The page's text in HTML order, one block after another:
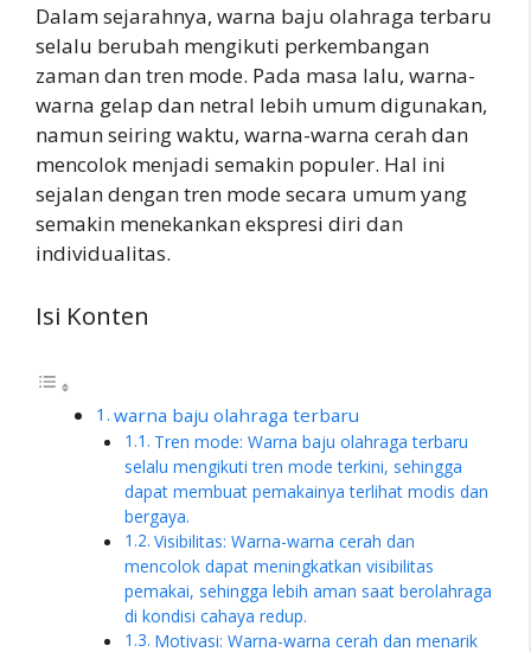
Dalam sejarahnya, warna baju olahraga terbaru
selalu berubah mengikuti perkembangan
zaman dan tren mode. Pada masa lalu, warna-
warna gelap dan netral lebih umum digunakan,
namun seiring waktu, warna-warna cerah dan
mencolok menjadi semakin populer. Hal ini
sejalan dengan tren mode secara umum yang
semakin menekankan ekspresi diri dan
individualitas.
Isi Konten
warna baju olahraga terbaru
Tren mode: Warna baju olahraga terbaru
selalu mengikuti tren mode terkini, sehingga
dapat membuat pemakainya terlihat modis dan
bergaya.
Visibilitas: Warna-warna cerah dan
mencolok dapat meningkatkan visibilitas
pemakai, sehingga lebih aman saat berolahraga
di kondisi cahaya redup.
Motivasi: Warna-warna cerah dan menarik